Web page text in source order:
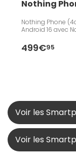
Nothing
Nothing Phone
Android 16 avec
499€95
Voir les
Voir les